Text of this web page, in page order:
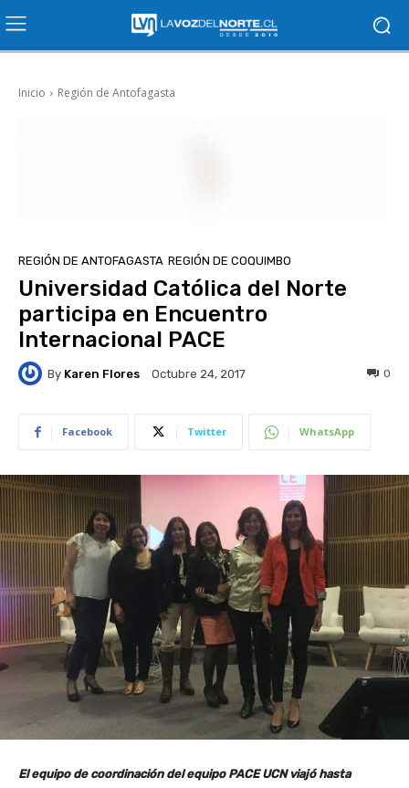
Inicio Región de Antofagasta
REGIÓN DE ANTOFAGASTA REGIÓN DE COQUIMBO
Universidad Católica del Norte
participa en Encuentro
Internacional PACE
By Karen Flores Octubre 24, 2017 0
Facebook Twitter WhatsApp
El equipo de coordinación del equipo PACE UCN viajó hasta